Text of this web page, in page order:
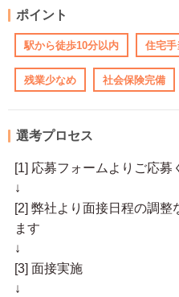
ポイント
駅から徒歩10分以内 住宅手
残業少なめ 社会保険完備
選考プロセス
[1] 応募フォームよりご応募
↓
[2] 弊社より面接日程の調整
ます
↓
[3] 面接実施
↓